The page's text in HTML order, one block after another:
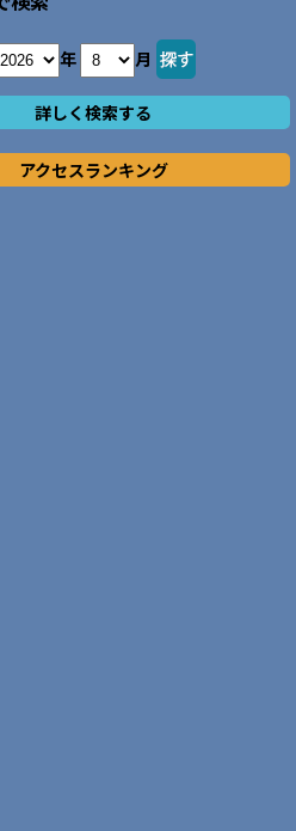
年 月
詳しく検索する
アクセスランキング